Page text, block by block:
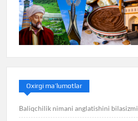
Oxirgi ma’lumotlar
Baliqchilik nimani anglatishini bilasizmi